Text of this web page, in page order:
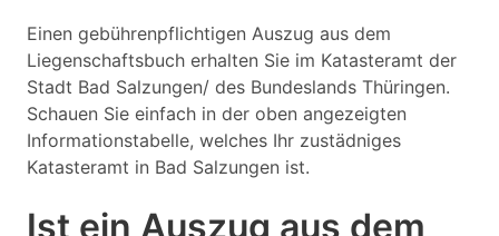
Einen gebührenpflichtigen Auszug aus dem
Liegenschaftsbuch erhalten Sie im Katasteramt der
Stadt Bad Salzungen/ des Bundeslands Thüringen.
Schauen Sie einfach in der oben angezeigten
Informationstabelle, welches Ihr zustädniges
Katasteramt in Bad Salzungen ist.
Ist ein Auszug aus dem